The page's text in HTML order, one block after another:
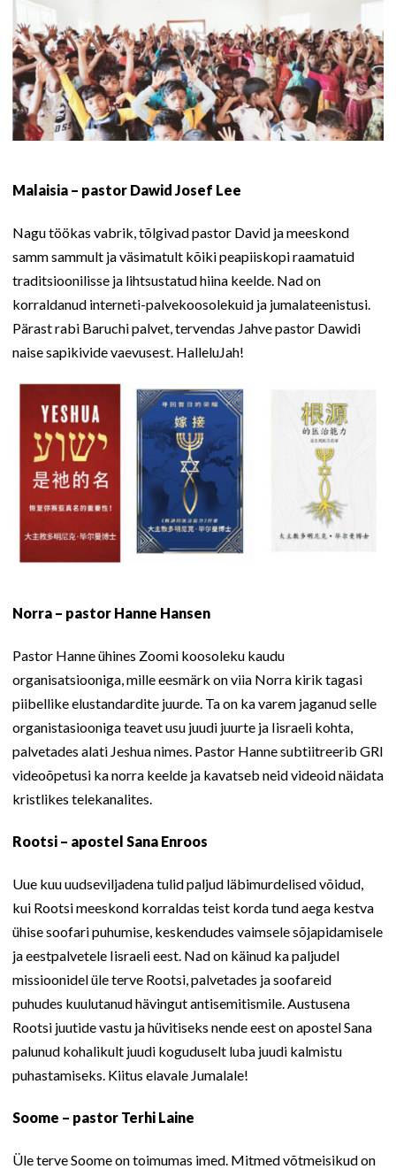
Malaisia – pastor Dawid Josef Lee
Nagu töökas vabrik, tõlgivad pastor David ja meeskond
samm sammult ja väsimatult kõiki peapiiskopi raamatuid
traditsioonilisse ja lihtsustatud hiina keelde. Nad on
korraldanud interneti-palvekoosolekuid ja jumalateenistusi.
Pärast rabi Baruchi palvet, tervendas Jahve pastor Dawidi
naise sapikivide vaevusest. HalleluJah!
Norra – pastor Hanne Hansen
Pastor Hanne ühines Zoomi koosoleku kaudu
organisatsiooniga, mille eesmärk on viia Norra kirik tagasi
piibellike elustandardite juurde. Ta on ka varem jaganud selle
organistasiooniga teavet usu juudi juurte ja Iisraeli kohta,
palvetades alati Jeshua nimes. Pastor Hanne subtiitreerib GRI
videoõpetusi ka norra keelde ja kavatseb neid videoid näidata
kristlikes telekanalites.
Rootsi – apostel Sana Enroos
Uue kuu uudseviljadena tulid paljud läbimurdelised võidud,
kui Rootsi meeskond korraldas teist korda tund aega kestva
ühise soofari puhumise, keskendudes vaimsele sõjapidamisele
ja eestpalvetele Iisraeli eest. Nad on käinud ka paljudel
missioonidel üle terve Rootsi, palvetades ja soofareid
puhudes kuulutanud hävingut antisemitismile. Austusena
Rootsi juutide vastu ja hüvitiseks nende eest on apostel Sana
palunud kohalikult juudi koguduselt luba juudi kalmistu
puhastamiseks. Kiitus elavale Jumalale!
Soome – pastor Terhi Laine
Üle terve Soome on toimumas imed. Mitmed võtmeisikud on